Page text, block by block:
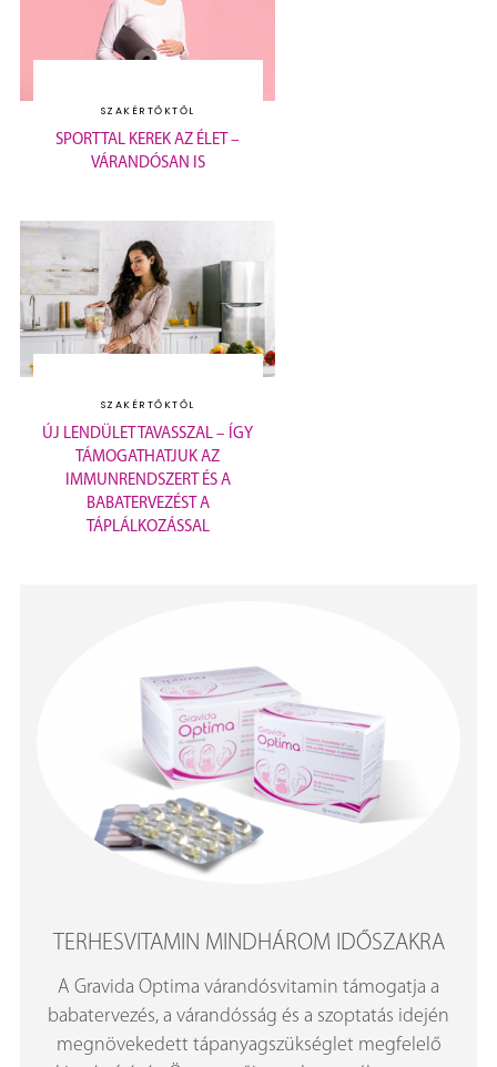
SZAKÉRTŐKTŐL
SPORTTAL KEREK AZ ÉLET –
VÁRANDÓSAN IS
SZAKÉRTŐKTŐL
ÚJ LENDÜLET TAVASSZAL – ÍGY
TÁMOGATHATJUK AZ
IMMUNRENDSZERT ÉS A
BABATERVEZÉST A
TÁPLÁLKOZÁSSAL
TERHESVITAMIN MINDHÁROM IDŐSZAKRA
A Gravida Optima várandósvitamin támogatja a
babatervezés, a várandósság és a szoptatás idején
megnövekedett tápanyagszükséglet megfelelő